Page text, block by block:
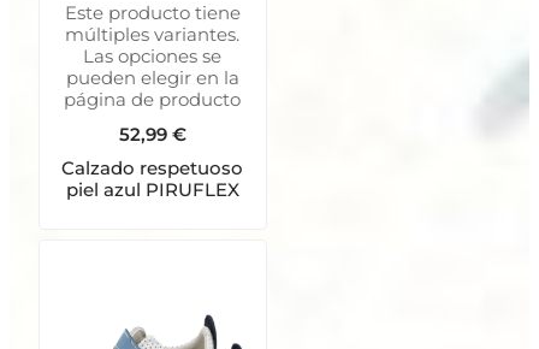
Este producto tiene
múltiples variantes.
Las opciones se
pueden elegir en la
página de producto
52,99 €
Calzado respetuoso
piel azul PIRUFLEX